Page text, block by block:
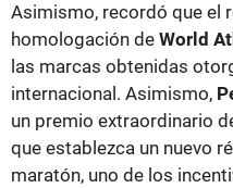
Asimismo, recordó que el
homologación de World
las marcas obtenidas
internacional. Asimismo,
un premio extraordinario
que establezca un nuevo
maratón, uno de los